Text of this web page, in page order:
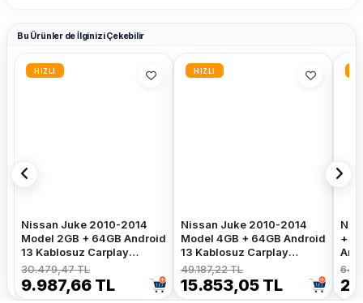
Bu Ürünler de İlginizi Çekebilir
HIZLI
Nissan Juke 2010-2014
Model 2GB + 64GB Android
13 Kablosuz Carplay
Navigasyon Multimedya
Sistemi
30.479,47 TL
9.987,66 TL
HIZLI
Nissan Juke 2010-2014
Model 4GB + 64GB Android
13 Kablosuz Carplay
Navigasyon Multimedya
Sistemi
49.187,22 TL
15.853,05 TL
+